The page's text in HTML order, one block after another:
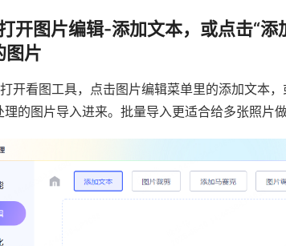
开图片编辑-添加文本，或点击“添
图片
开看图工具，点击图片编辑菜单里的添加文本
理的图片导入进来。批量导入更适合给多张照片